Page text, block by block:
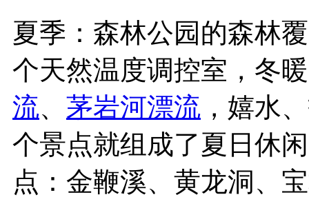
夏季：森林公园的森林
个天然温度调控室，冬
流、 茅岩河漂流 ，嬉水
个景点就组成了夏日休
点：金鞭溪、黄龙洞、